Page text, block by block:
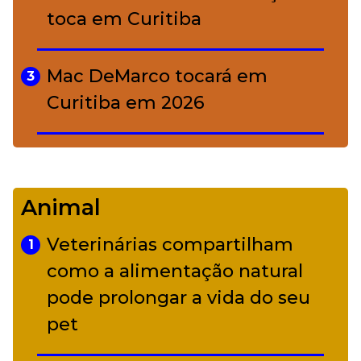
toca em Curitiba
3
Mac DeMarco tocará em
Curitiba em 2026
Camerata tem repertório
diverso a partir de R$ 17
Adriana Calcanhotto retoma
alter ego infantil para show em
Curitiba
Animal
1
Veterinárias compartilham
como a alimentação natural
pode prolongar a vida do seu
pet